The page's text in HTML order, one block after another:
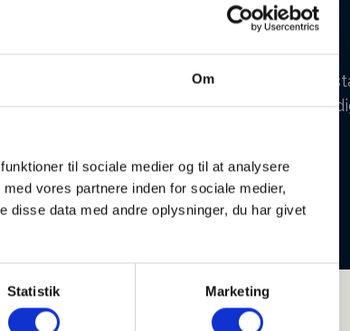
Om
til sociale medier og til at analysere
vores partnere inden for sociale medier,
disse data med andre oplysninger, du har givet
Statistik Marketing
bruge en murer med sans for kvalitet, så
Peter Luca Thomsen klar til at hjælpe